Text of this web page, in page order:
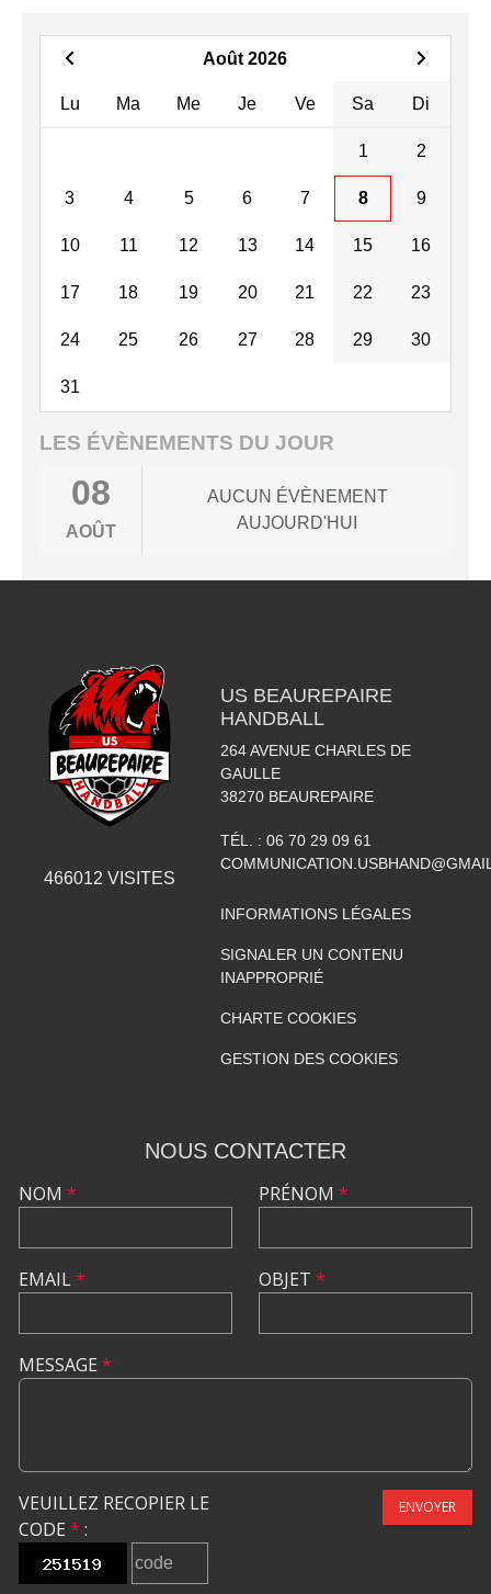
Août 2026
Lu Ma Me Je Ve Sa Di
1 2
3 4 5 6 7 8 9
10 11 12 13 14 15 16
17 18 19 20 21 22 23
24 25 26 27 28 29 30
31
LES ÉVÈNEMENTS DU JOUR
08
AOÛT
AUCUN ÉVÈNEMENT
AUJOURD'HUI
466012 VISITES
US BEAUREPAIRE
HANDBALL
264 AVENUE CHARLES DE
GAULLE
38270 BEAUREPAIRE
TÉL. : 06 70 29 09 61
INFORMATIONS LÉGALES
SIGNALER UN CONTENU
INAPPROPRIÉ
CHARTE COOKIES
GESTION DES COOKIES
NOUS CONTACTER
NOM *
EMAIL*
PRÉNOM *
OBJET *
MESSAGE *
VEUILLEZ RECOPIER LE
CODE * :
ENVOYER